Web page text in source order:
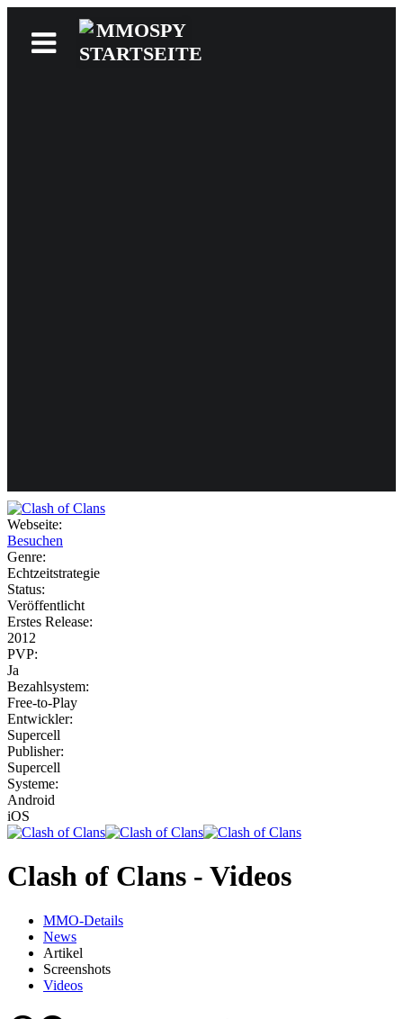
Webseite:
Besuchen
Genre:
Echtzeitstrategie
Status:
Veröffentlicht
Erstes Release:
2012
PVP:
Ja
Bezahlsystem:
Free-to-Play
Entwickler:
Supercell
Publisher:
Supercell
Systeme:
Android
iOS
Clash of Clans - Videos
MMO-Details
News
Artikel
Screenshots
Videos